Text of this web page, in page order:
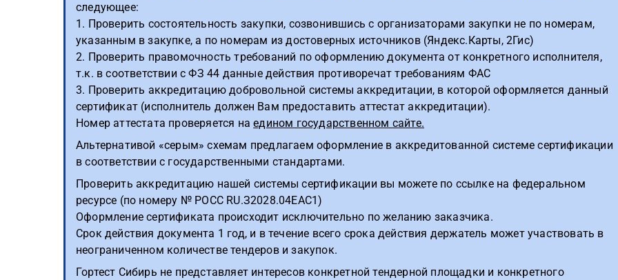
следующее:
1. Проверить состоятельность закупки, созвонившись с организаторами закупки не по номерам,
указанным в закупке, а по номерам из достоверных источников (Яндекс.Карты, 2Гис)
2. Проверить правомочность требований по оформлению документа от конкретного исполнителя,
т.к. в соответствии с ФЗ 44 данные действия противоречат требованиям ФАС
3. Проверить аккредитацию добровольной системы аккредитации, в которой оформляется данный
сертификат (исполнитель должен Вам предоставить аттестат аккредитации).
Номер аттестата проверяется наедином государственном сайте.
Альтернативой «серым» схемам предлагаем оформление в аккредитованной системе сертификации
в соответствии с государственными стандартами.
Проверить аккредитацию нашей системы сертификации вы можете по ссылке на федеральном
ресурсе (по номеру № РОСС RU.З2028.04ЕАС1)
Оформление сертификата происходит исключительно по желанию заказчика.
Срок действия документа 1 год, и в течение всего срока действия держатель может участвовать в
неограниченном количестве тендеров и закупок.
Гортест Сибирь не представляет интересов конкретной тендерной площадки и конкретного